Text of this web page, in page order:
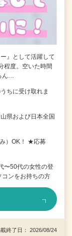
』として活躍して
程度。空いた時間
ん…
ちに受け取れま
県および日本全国
）OK！ ★応募
〜50代の女性の登
ンをお持ちの方
終了日： 2026/08/24